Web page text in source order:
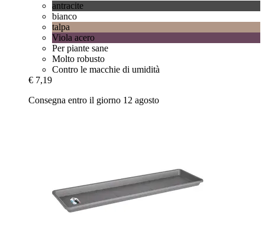
antracite
bianco
talpa
Viola acero
Per piante sane
Molto robusto
Contro le macchie di umidità
€ 7,19
Consegna entro il giorno 12 agosto